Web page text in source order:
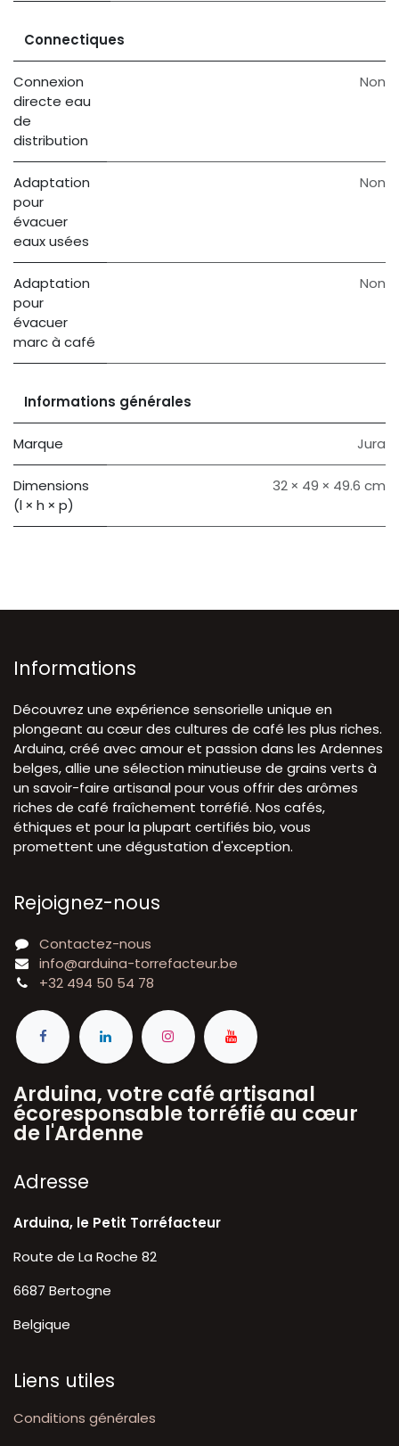
Connectiques
Connexion
directe eau
de
distribution
Non
Adaptation
pour
évacuer
eaux usées
Non
Adaptation
pour
évacuer
marc à café
Non
Informations générales
Marque Jura
Dimensions
(l × h × p)
32 × 49 × 49.6 cm
Informations
Découvrez une expérience sensorielle unique en
plongeant au cœur des cultures de café les plus riches.
Arduina, créé avec amour et passion dans les Ardennes
belges, allie une sélection minutieuse de grains verts à
un savoir-faire artisanal pour vous offrir des arômes
riches de café fraîchement torréfié. Nos cafés,
éthiques et pour la plupart certifiés bio, vous
promettent une dégustation d'exception.
Rejoignez-nous
Contactez-nous
info@arduina-torrefacteur.be
+32 494 50 54 78
Arduina, votre café artisanal
écoresponsable torréfié au cœur
de l'Ardenne
A​dresse
Arduina, le Petit Torréfacteur
Route de La Roche 82
6687 Bertogne
Belgique
Liens utiles
Conditions générales